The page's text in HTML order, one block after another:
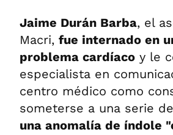
Jaime Durán Barba, el
Macri, fue internado en
problema cardíaco y le
especialista en
centro médico como
someterse a una serie
una anomalía de índole